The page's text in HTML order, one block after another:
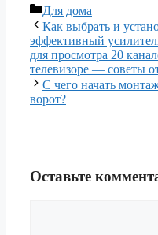
Рубрики
Для дома
Как выбрать и
эффективный
для просмотра 20
телевизоре — советы
С чего начать
ворот?
Оставьте